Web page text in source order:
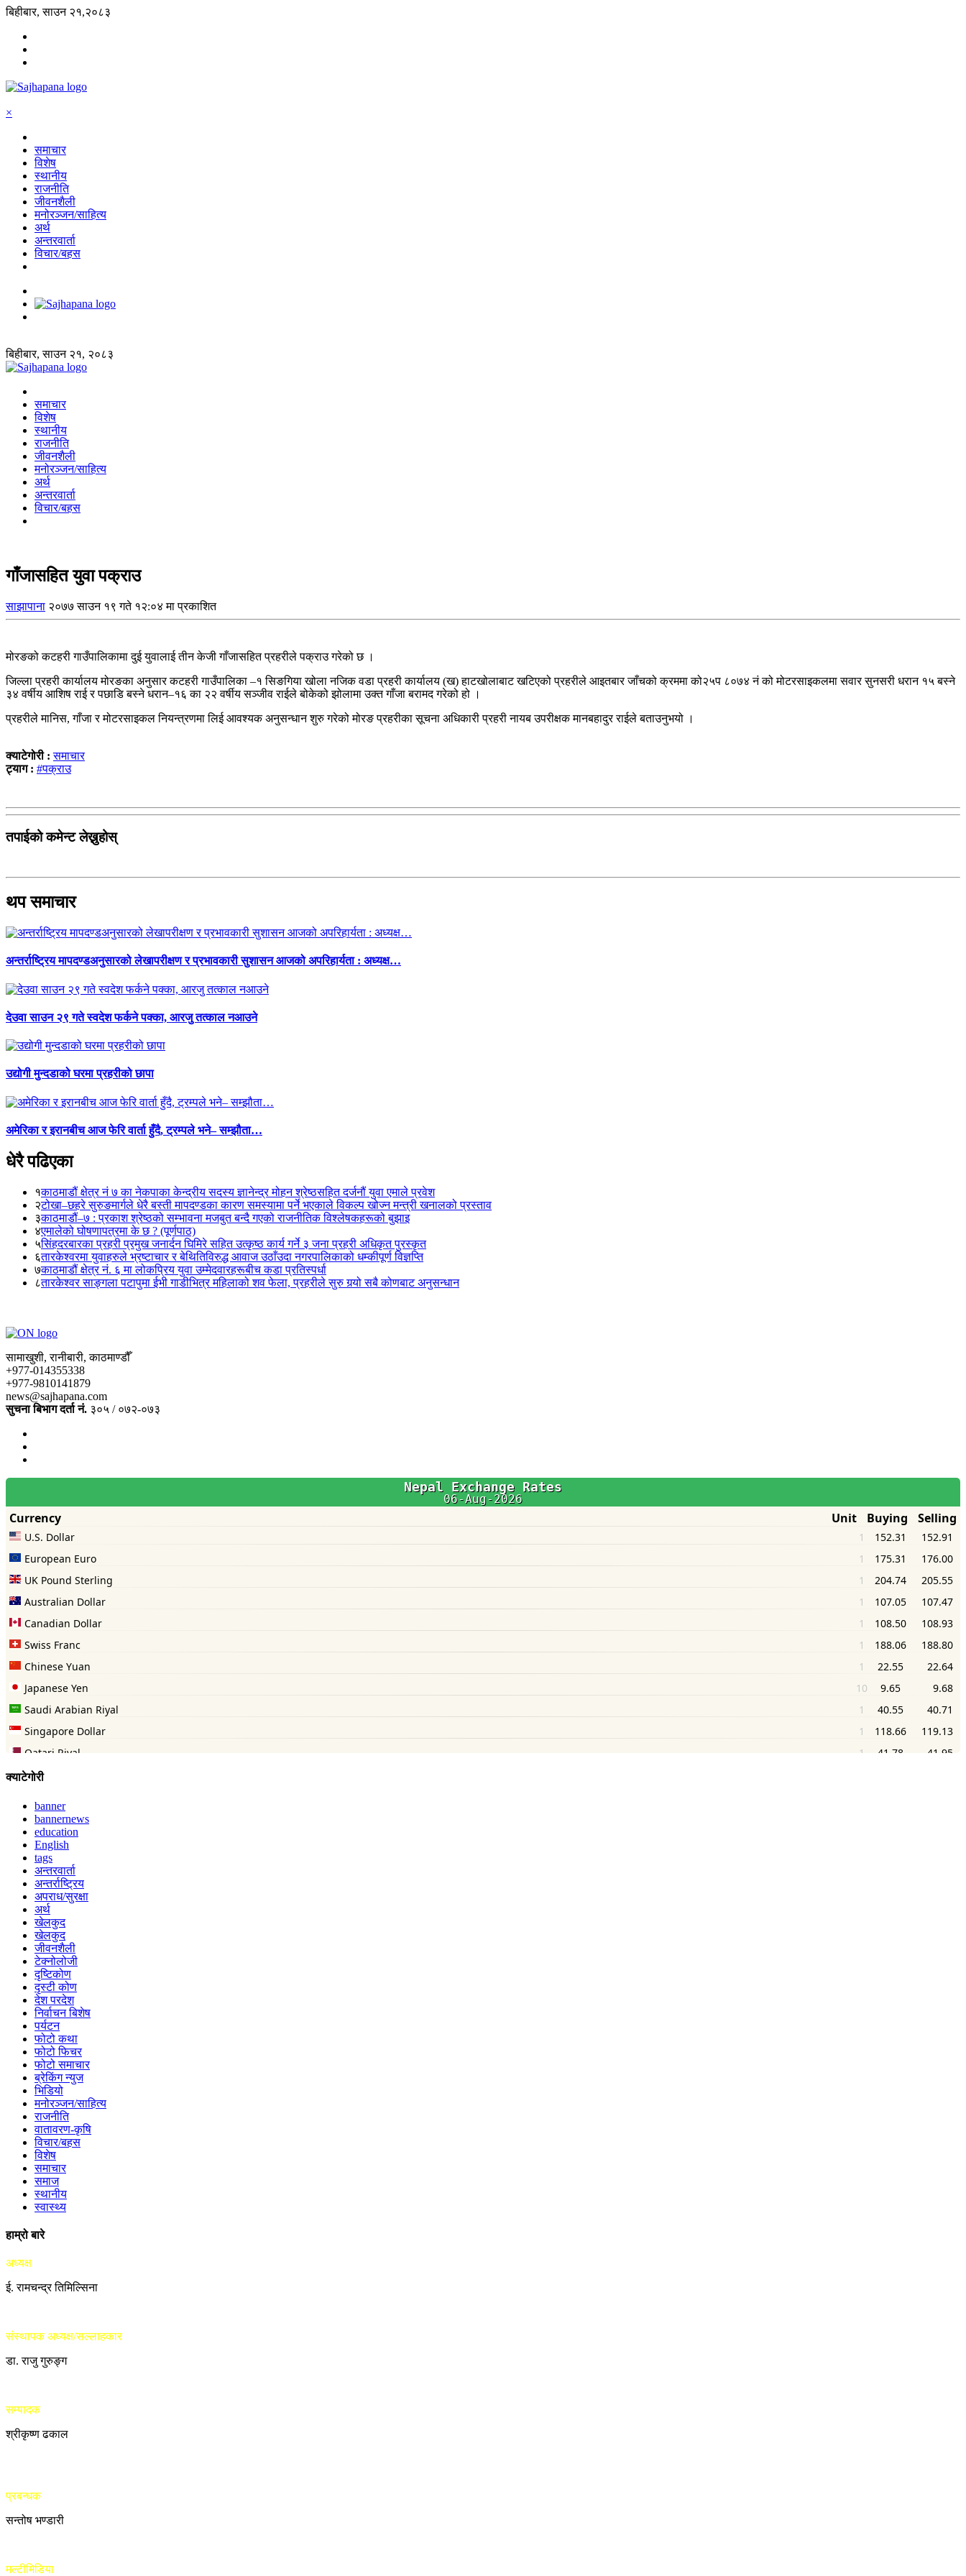
बिहीबार, साउन २१,२०८३
×
समाचार
विशेष
स्थानीय
राजनीति
जीवनशैली
मनोरञ्जन/साहित्य
अर्थ
अन्तरवार्ता
विचार/बहस
बिहीबार, साउन २१, २०८३
समाचार
विशेष
स्थानीय
राजनीति
जीवनशैली
मनोरञ्जन/साहित्य
अर्थ
अन्तरवार्ता
विचार/बहस
गाँजासहित युवा पक्राउ
साझापाना २०७७ साउन १९ गते १२:०४ मा प्रकाशित
मोरङको कटहरी गाउँपालिकामा दुई युवालाई तीन केजी गाँजासहित प्रहरीले पक्राउ गरेको छ ।
जिल्ला प्रहरी कार्यालय मोरङका अनुसार कटहरी गाउँपालिका –१ सिङगिया खोला नजिक वडा प्रहरी कार्यालय (ख) हाटखोलाबाट खटिएको प्रहरीले आइतबार जाँचको क्रममा को२५प ८०७४ नं को मोटरसाइकलमा सवार सुनसरी धरान १५ बस्ने
३४ वर्षीय आशिष राई र पछाडि बस्ने धरान–१६ का २२ वर्षीय सञ्जीव राईले बोकेको झोलामा उक्त गाँजा बरामद गरेको हो ।
प्रहरीले मानिस, गाँजा र मोटरसाइकल नियन्त्रणमा लिई आवश्यक अनुसन्धान शुरु गरेको मोरङ प्रहरीका सूचना अधिकारी प्रहरी नायब उपरीक्षक मानबहादुर राईले बताउनुभयो ।
क्याटेगोरी :समाचार
ट्याग : #पक्राउ
तपाईको कमेन्ट लेख्नुहोस्
थप समाचार
अन्तर्राष्ट्रिय मापदण्डअनुसारको लेखापरीक्षण र प्रभावकारी सुशासन आजको अपरिहार्यता : अध्यक्ष…
देउवा साउन २९ गते स्वदेश फर्कने पक्का, आरजु तत्काल नआउने
उद्योगी मुन्दडाको घरमा प्रहरीको छापा
अमेरिका र इरानबीच आज फेरि वार्ता हुँदै, ट्रम्पले भने– सम्झौता…
धेरै पढिएका
१काठमाडौं क्षेत्र नं ७ का नेकपाका केन्द्रीय सदस्य ज्ञानेन्द्र मोहन श्रेष्ठसहित दर्जनौं युवा एमाले प्रवेश
२टोखा–छहरे सुरुङमार्गले धेरै बस्ती मापदण्डका कारण समस्यामा पर्ने भएकाले विकल्प खोज्न मन्त्री खनालको प्रस्ताव
३काठमाडौं–७ : प्रकाश श्रेष्ठको सम्भावना मजबुत बन्दै गएको राजनीतिक विश्लेषकहरूको बुझाइ
४एमालेको घोषणापत्रमा के छ ? (पूर्णपाठ)
५सिंहदरबारका प्रहरी प्रमुख जनार्दन घिमिरे सहित उत्कृष्ठ कार्य गर्ने ३ जना प्रहरी अधिकृत पुरस्कृत
६तारकेश्वरमा युवाहरुले भ्रष्टाचार र बेथितिविरुद्ध आवाज उठाँउदा नगरपालिकाको धम्कीपूर्ण विज्ञप्ति
७काठमाडौं क्षेत्र नं. ६ मा लोकप्रिय युवा उम्मेदवारहरूबीच कडा प्रतिस्पर्धा
८तारकेश्वर साङ्गला पटापुमा ईभी गाडीभित्र महिलाको शव फेला, प्रहरीले सुरु गर्‍यो सबै कोणबाट अनुसन्धान
सामाखुशी, रानीबारी, काठमाण्डौँ
+977-014355338
+977-9810141879
news@sajhapana.com
सुचना बिभाग दर्ता नं. ३०५ / ०७२-०७३
क्याटेगोरी
banner
bannernews
education
English
tags
अन्तरवार्ता
अन्तर्राष्ट्रिय
अपराध/सुरक्षा
अर्थ
खेलकुद
खेलकुद
जीवनशैली
टेक्नोलोजी
दृष्टिकोण
दृस्टी कोण
देश परदेश
निर्वाचन बिशेष
पर्यटन
फोटो कथा
फोटो फिचर
फोटो समाचार
ब्रेकिंग न्युज
भिडियो
मनोरञ्जन/साहित्य
राजनीति
वातावरण-कृषि
विचार/बहस
विशेष
समाचार
समाज
स्थानीय
स्वास्थ्य
हाम्रो बारे
अध्यक्ष
ई. रामचन्द्र तिमिल्सिना
संस्थापक अध्यक्ष/सल्लाहकार
डा. राजु गुरुङ्ग
सम्पादक
श्रीकृष्ण ढकाल
प्रबन्धक
सन्तोष भण्डारी
मल्टीमिडिया